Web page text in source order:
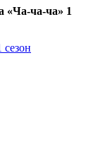
«Ча-ча-ча» 1
сезон